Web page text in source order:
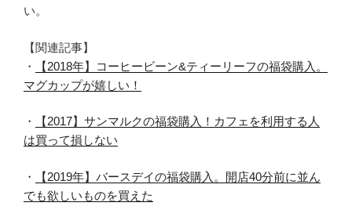
い。
【関連記事】
・
【2018年】コーヒービーン&ティーリーフの福袋購入。
マグカップが嬉しい！
・
【2017】サンマルクの福袋購入！カフェを利用する人
は買って損しない
・
【2019年】バースデイの福袋購入。開店40分前に並ん
でも欲しいものを買えた